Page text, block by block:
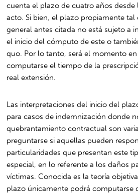
cuenta el plazo de cuatro años desde
acto. Si bien, el plazo propiamente
general antes citada no está sujeto a
el inicio del cómputo de este o
quo. Por lo tanto, será el momento
computarse el tiempo de la
real extensión.
Las interpretaciones del inicio del
para casos de indemnización donde
quebrantamiento contractual son
preguntarse si aquellas pueden
particularidades que presentan este
especial, en lo referente a los daños
víctimas. Conocida es la teoría
plazo únicamente podrá computarse